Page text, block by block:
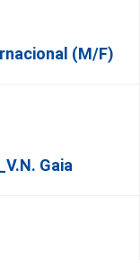
(m/f)
Gaia